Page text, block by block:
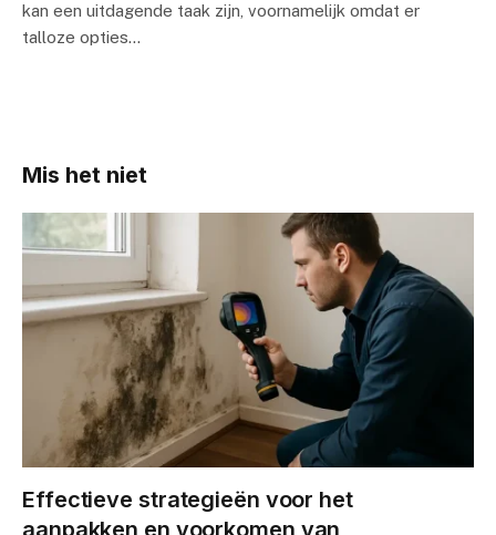
kan een uitdagende taak zijn, voornamelijk omdat er
talloze opties…
Mis het niet
Effectieve strategieën voor het
aanpakken en voorkomen van